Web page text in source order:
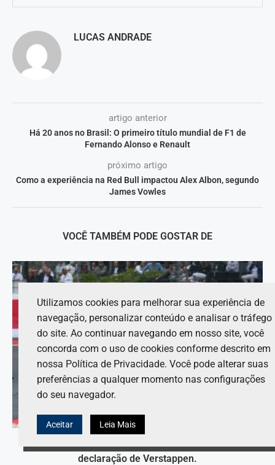
LUCAS ANDRADE
artigo anterior
Há 20 anos no Brasil: O primeiro título mundial de F1 de
Fernando Alonso e Renault
próximo artigo
Como a experiência na Red Bull impactou Alex Albon, segundo
James Vowles
VOCÊ TAMBÉM PODE GOSTAR DE
Ex-membro da Ferrari critica a Red Bull e apoia
declaração de Verstappen.
Utilizamos cookies para melhorar sua experiência de
navegação, personalizar conteúdo e analisar o tráfego
do site. Ao continuar navegando em nosso site, você
concorda com o uso de cookies conforme descrito em
nossa Política de Privacidade. Você pode alterar suas
preferências a qualquer momento nas configurações
do seu navegador.
Aceitar Leia Mais